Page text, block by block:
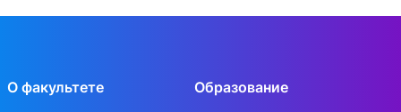
О факультете Образование